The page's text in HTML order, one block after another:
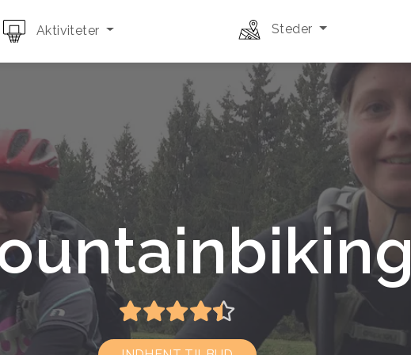
Aktiviteter Steder